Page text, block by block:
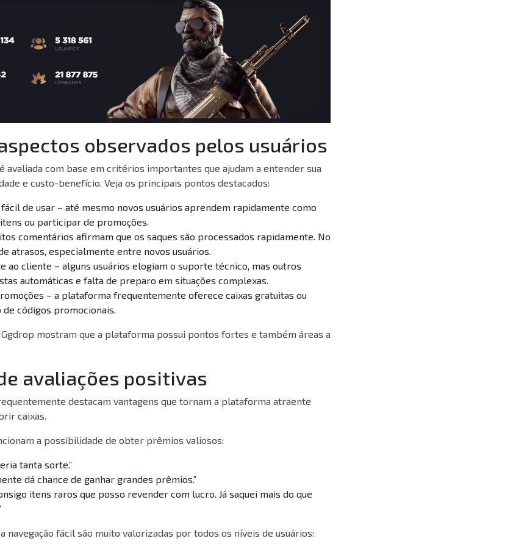
observados pelos usuários
avaliada com base em critérios importantes que ajudam a entender sua
e custo-benefício. Veja os principais pontos destacados:
de usar – até mesmo novos usuários aprendem rapidamente como
ou participar de promoções.
comentários afirmam que os saques são processados rapidamente. No
atrasos, especialmente entre novos usuários.
ao cliente – alguns usuários elogiam o suporte técnico, mas outros
automáticas e falta de preparo em situações complexas.
– a plataforma frequentemente oferece caixas gratuitas ou
códigos promocionais.
mostram que a plataforma possui pontos fortes e também áreas a
avaliações positivas
destacam vantagens que tornam a plataforma atraente
caixas.
a possibilidade de obter prêmios valiosos:
tanta sorte.”
dá chance de ganhar grandes prêmios.”
itens raros que posso revender com lucro. Já saquei mais do que
navegação fácil são muito valorizadas por todos os níveis de usuários: